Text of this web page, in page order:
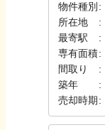
物件種別 :
所在地
:
最寄駅
:
専有面積:
間取り
:
築年
:
売却時期 :